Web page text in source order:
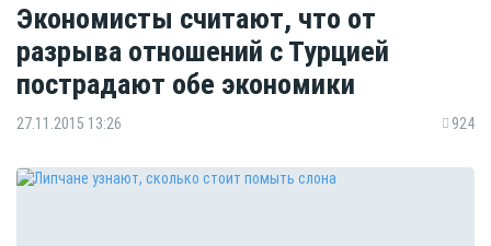
Экономисты считают, что от
разрыва отношений с Турцией
пострадают обе экономики
27.11.2015 13:26 924